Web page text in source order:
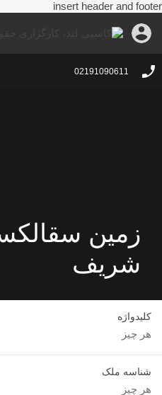
insert header and footer
02191090611
زمین
شریف
کلیدواژه
شناسه ملک